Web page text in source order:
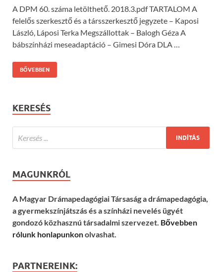
A DPM 60. száma letölthető. 2018.3.pdf TARTALOM A
felelős szerkesztő és a társszerkesztő jegyzete – Kaposi
László, Láposi Terka Megszállottak – Balogh Géza A
bábszínházi meseadaptáció – Gimesi Dóra DLA …
BŐVEBBEN
KERESÉS
MAGUNKRÓL
A Magyar Drámapedagógiai Társaság a drámapedagógia,
a gyermekszínjátszás és a színházi nevelés ügyét
gondozó közhasznú társadalmi szervezet. Bővebben
rólunk honlapunkonolvashat.
PARTNEREINK: